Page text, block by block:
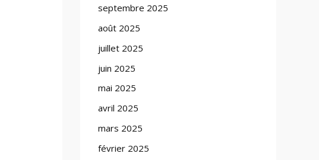
septembre 2025
août 2025
juillet 2025
juin 2025
mai 2025
avril 2025
mars 2025
février 2025